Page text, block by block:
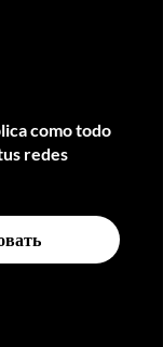
como todo
redes